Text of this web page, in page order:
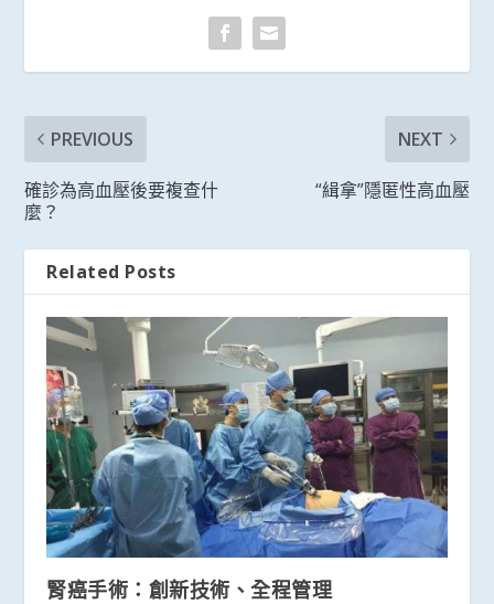
PREVIOUS
確診為高血壓後要複查什
麼？
NEXT
“緝拿”隱匿性高血壓
Related Posts
腎癌手術：創新技術、全程管理